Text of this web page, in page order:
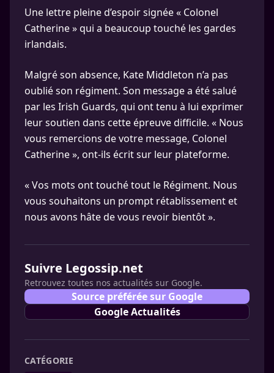
Une lettre pleine d’espoir signée « Colonel
Catherine » qui a beaucoup touché les gardes
irlandais.
Malgré son absence, Kate Middleton n’a pas
oublié son régiment. Son message a été salué
par les Irish Guards, qui ont tenu à lui exprimer
leur soutien dans cette épreuve difficile. « Nous
vous remercions de votre message, Colonel
Catherine », ont-ils écrit sur leur plateforme.
« Vos mots ont touché tout le Régiment. Nous
vous souhaitons un prompt rétablissement et
nous avons hâte de vous revoir bientôt ».
Suivre Legossip.net
Retrouvez toutes nos actualités sur Google.
Source préférée sur Google
Google Actualités
CATÉGORIE